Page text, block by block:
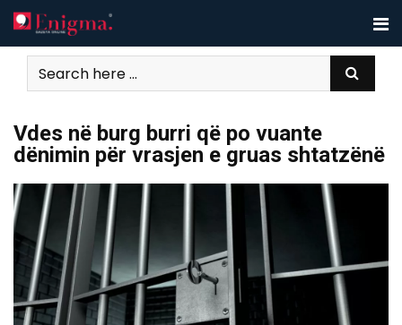
Skip
to
content
Vdes në burg burri që po vuante
dënimin për vrasjen e gruas shtatzënë